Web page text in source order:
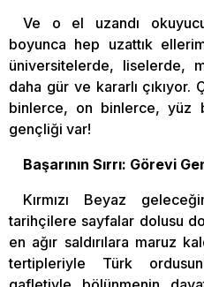
Ve o el uzandı
boyunca hep uzattık
üniversitelerde, liselerde,
daha gür ve kararlı
binlerce, on binlerce, yüz
gençliği var!
Başarının Sırrı: Görevi
Kırmızı Beyaz
tarihçilere sayfalar dolusu
en ağır saldırılara maruz
tertipleriyle Türk